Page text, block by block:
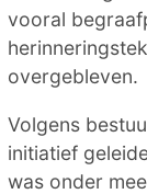
vooral
overgebleven.
Volgens
initiatief
was onder